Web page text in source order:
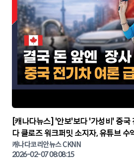
▶
[캐나다뉴스] '안보'보다 '가성비' 중국
다 클로즈 워크퍼밋 소지자, 유튜브 수익은 불법?
다뉴스 | CKNNEWS, 캐나다코리안뉴스
캐나다코리안뉴스 CKNN
2026-02-07 08:08:15